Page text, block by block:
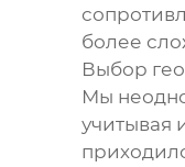
более
Выбор
Мы
учитывая